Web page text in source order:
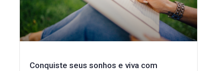
Conquiste seus sonhos e viva com